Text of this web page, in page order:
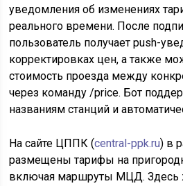
уведомления об изменениях
реального времени. После
пользователь получает push-
корректировках цен, а также
стоимость проезда между
через команду /price. Бот
названиям станций и
На сайте ЦППК (central-ppk.ru) в
размещены тарифы на
включая маршруты МЦД. Здесь